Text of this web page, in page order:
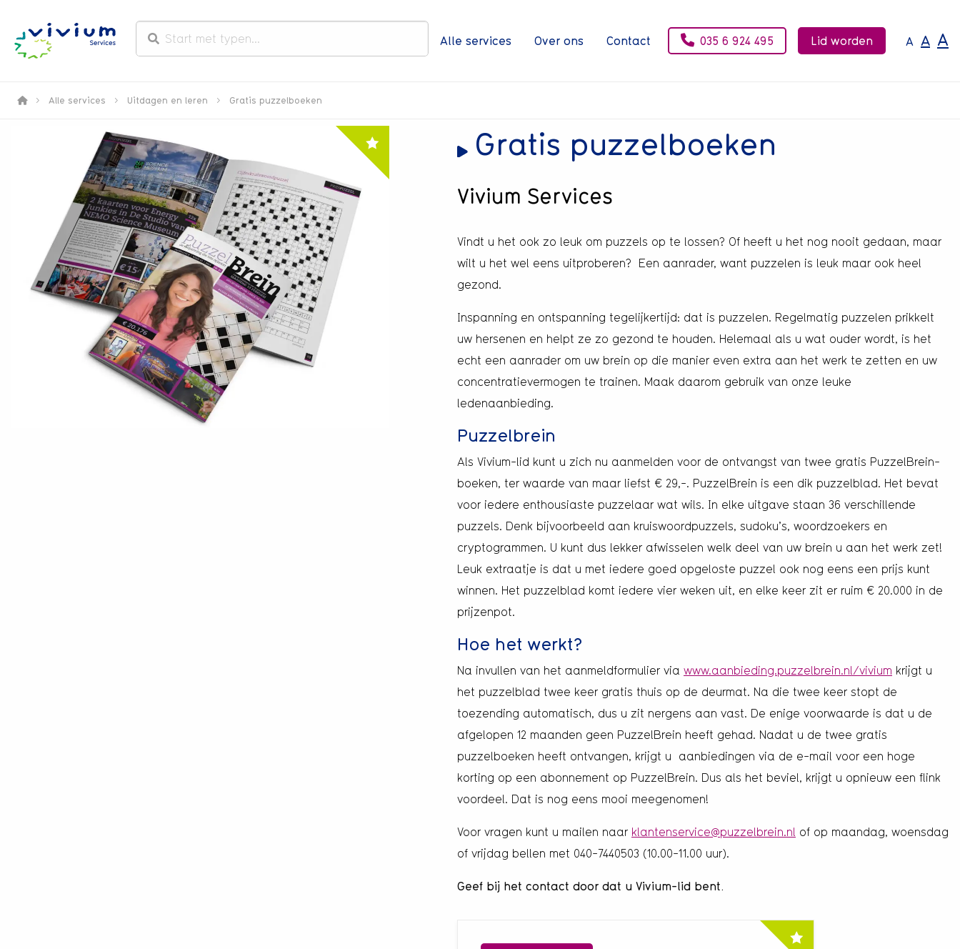
Zoeken
Alle services Over ons Contact 035 6 924 495 Lid worden A A A
> Alle services > Uitdagen en leren > Gratis puzzelboeken
Gratis puzzelboeken
Vivium Services
Vindt u het ook zo leuk om puzzels op te lossen? Of heeft u het nog nooit gedaan, maar
wilt u het wel eens uitproberen? Een aanrader, want puzzelen is leuk maar ook heel
gezond.
Inspanning en ontspanning tegelijkertijd: dat is puzzelen. Regelmatig puzzelen prikkelt
uw hersenen en helpt ze zo gezond te houden. Helemaal als u wat ouder wordt, is het
echt een aanrader om uw brein op die manier even extra aan het werk te zetten en uw
concentratievermogen te trainen. Maak daarom gebruik van onze leuke
ledenaanbieding.
Puzzelbrein
Als Vivium-lid kunt u zich nu aanmelden voor de ontvangst van twee gratis PuzzelBrein-
boeken, ter waarde van maar liefst € 29,-. PuzzelBrein is een dik puzzelblad. Het bevat
voor iedere enthousiaste puzzelaar wat wils. In elke uitgave staan 36 verschillende
puzzels. Denk bijvoorbeeld aan kruiswoordpuzzels, sudoku’s, woordzoekers en
cryptogrammen. U kunt dus lekker afwisselen welk deel van uw brein u aan het werk zet!
Leuk extraatje is dat u met iedere goed opgeloste puzzel ook nog eens een prijs kunt
winnen. Het puzzelblad komt iedere vier weken uit, en elke keer zit er ruim € 20.000 in de
prijzenpot.
Hoe het werkt?
Na invullen van het aanmeldformulier via www.aanbieding.puzzelbrein.nl/vivium krijgt u
het puzzelblad twee keer gratis thuis op de deurmat. Na die twee keer stopt de
toezending automatisch, dus u zit nergens aan vast. De enige voorwaarde is dat u de
afgelopen 12 maanden geen PuzzelBrein heeft gehad. Nadat u de twee gratis
puzzelboeken heeft ontvangen, krijgt u aanbiedingen via de e-mail voor een hoge
korting op een abonnement op PuzzelBrein. Dus als het beviel, krijgt u opnieuw een flink
voordeel. Dat is nog eens mooi meegenomen!
Voor vragen kunt u mailen naar klantenservice@puzzelbrein.nl of op maandag, woensdag
of vrijdag bellen met 040-7440503 (10.00-11.00 uur).
Geef bij het contact door dat u Vivium-lid bent.